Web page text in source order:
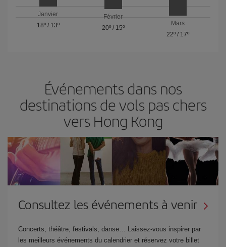
Janvier
18º/ 13º
Février
20º/ 15º
Mars
22º / 17º
Événements dans nos
destinations de vols pas chers
vers Hong Kong
Consultez les événements à venir
Concerts, théâtre, festivals, danse… Laissez-vous inspirer par
les meilleurs événements du calendrier et réservez votre billet